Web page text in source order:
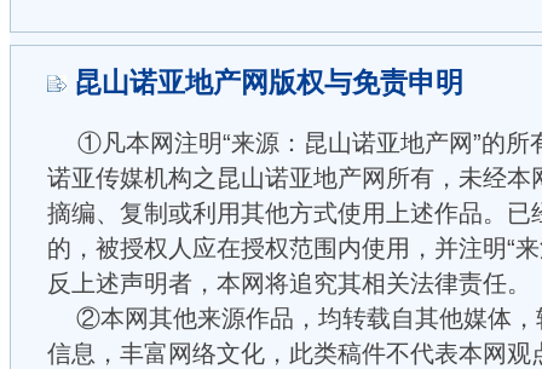
昆山诺亚地产网版权与免责申明
①凡本网注明“来源：昆山诺亚地产网”的所
诺亚传媒机构之昆山诺亚地产网所有，未经本
摘编、复制或利用其他方式使用上述作品。已
的，被授权人应在授权范围内使用，并注明“
反上述声明者，本网将追究其相关法律责任。
②本网其他来源作品，均转载自其他媒体，
信息，丰富网络文化，此类稿件不代表本网观